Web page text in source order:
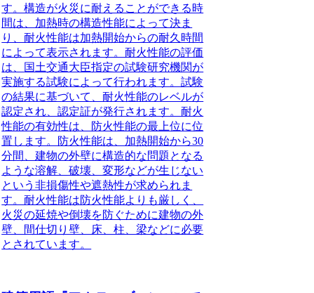
す。構造が火災に耐えることができる時
間は、加熱時の構造性能によって決ま
り、耐火性能は加熱開始からの耐久時間
によって表示されます。耐火性能の評価
は、
国土交通大臣指定の試験研究機関が
実施する試験によって行われます。試験
の結果に基づいて、耐火性能のレベルが
認定され、認定証が発行されます。耐火
性能の有効性は、防火性能の最上位に位
置します。防火性能は、加熱開始から30
分間、建物の外壁に構造的な問題となる
ような溶解、破壊、変形などが生じない
という非損傷性や遮熱性が求められま
す。耐火性能は防火性能よりも厳しく、
火災の延焼や倒壊を防ぐために建物の外
壁、間仕切り壁、床、柱、梁などに必要
とされています。